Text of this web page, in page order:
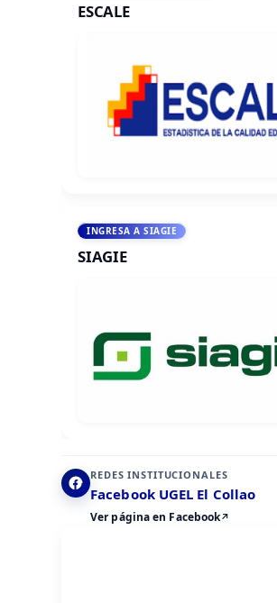
ESCALE
INGRESA A SIAGIE
SIAGIE
REDES INSTITUCIONALES
Facebook UGEL El Collao
Ver página en Facebook